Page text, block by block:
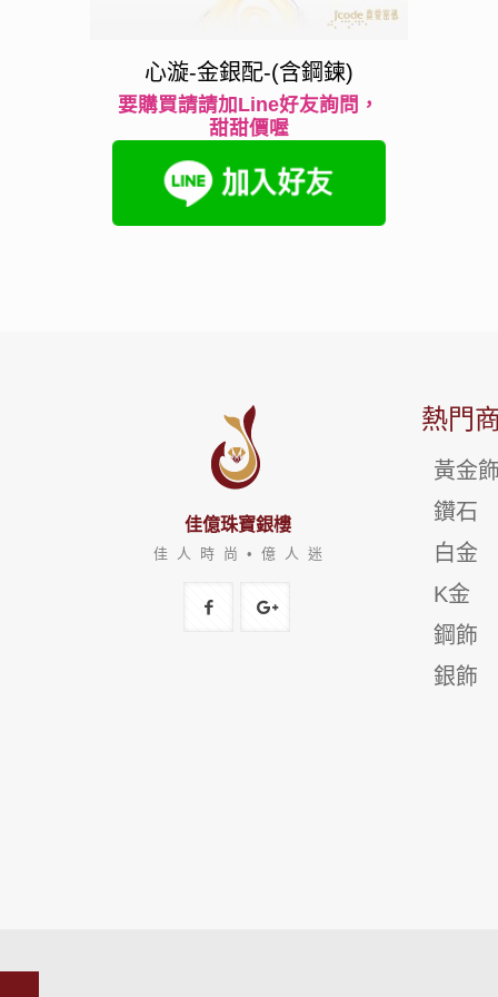
心漩-金銀配-(含鋼鍊)
要購買請請加Line好友詢問，
甜甜價喔
佳億珠寶銀樓
佳 人 時 尚 • 億 人 迷
熱門
黃金
鑽石
白金
K金
鋼飾
銀飾